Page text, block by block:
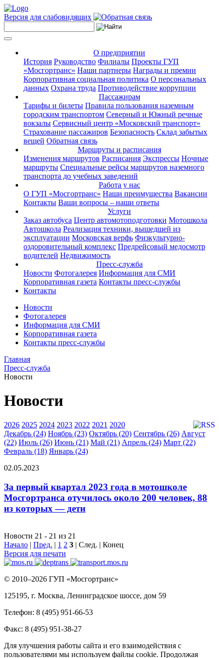
Версия для слабовидящих
О предприятии
История Руководство Филиалы Проекты ГУП
«Мосгортранс» Наши партнеры Награды и премии
Корпоративная социальная политика О персональных
данных Охрана труда Противодействие коррупции
Пассажирам
Тарифы и билеты Правила пользования наземным
городским транспортом Северный и Южный речные
вокзалы Сервисный центр «Московский транспорт»
Страхование пассажиров Безопасность Склад забытых
вещей Обратная связь
Маршруты и расписания
Изменения маршрутов Расписания Экспрессы Ночные
маршруты Специальные рейсы маршрутов наземного
транспорта до учебных заведений
Работа у нас
О ГУП «Мосгортранс» Наши преимущества Вакансии
Контакты Ваши вопросы – наши ответы
Услуги
Заказ автобуса Центр автомотоподготовки Мотошкола
Автошкола Реализация техники, вышедшей из
эксплуатации Московская верфь Физкультурно-
оздоровительный комплекс Предрейсовый медосмотр
водителей Недвижимость
Пресс-служба
Новости Фотогалерея Информация для СМИ
Корпоративная газета Контакты пресс-службы
Контакты
Новости
Фотогалерея
Информация для СМИ
Корпоративная газета
Контакты пресс-службы
Главная
Пресс-служба
Новости
Новости
2026 2025 2024 2023 2022 2021 2020
Декабрь (24) Ноябрь (23) Октябрь (20) Сентябрь (26) Август
(22) Июль (26) Июнь (21) Май (21) Апрель (24) Март (22)
Февраль (18) Январь (24)
02.05.2023
За первый квартал 2023 года в мотошколе
Мосгортранса отучилось около 200 человек, 88
из которых — дети
Новости 21 - 21 из 21
Начало | Пред. | 1 2 3 | След. | Конец
Версия для печати
© 2010–2026 ГУП «Мосгортранс»
125195, г. Москва, Ленинградское шоссе, дом 59
Телефон: 8 (495) 951-66-53
Факс: 8 (495) 951-38-27
Для улучшения работы сайта и его взаимодействия с
пользователями мы используем файлы cookie. Продолжая